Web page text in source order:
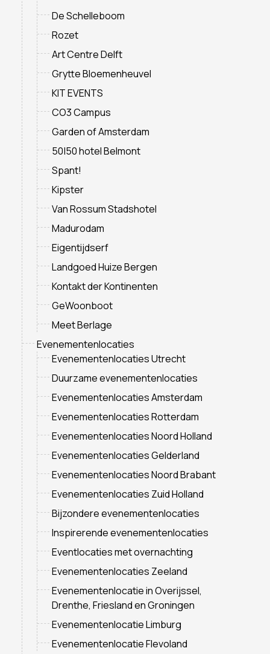
De Schelleboom
Rozet
Art Centre Delft
Grytte Bloemenheuvel
KIT EVENTS
CO3 Campus
Garden of Amsterdam
50|50 hotel Belmont
Spant!
Kipster
Van Rossum Stadshotel
Madurodam
Eigentijdserf
Landgoed Huize Bergen
Kontakt der Kontinenten
GeWoonboot
Meet Berlage
Evenementenlocaties
Evenementenlocaties Utrecht
Duurzame evenementenlocaties
Evenementenlocaties Amsterdam
Evenementenlocaties Rotterdam
Evenementenlocaties Noord Holland
Evenementenlocaties Gelderland
Evenementenlocaties Noord Brabant
Evenementenlocaties Zuid Holland
Bijzondere evenementenlocaties
Inspirerende evenementenlocaties
Eventlocaties met overnachting
Evenementenlocaties Zeeland
Evenementenlocatie in Overijssel,
Drenthe, Friesland en Groningen
Evenementenlocatie Limburg
Evenementenlocatie Flevoland